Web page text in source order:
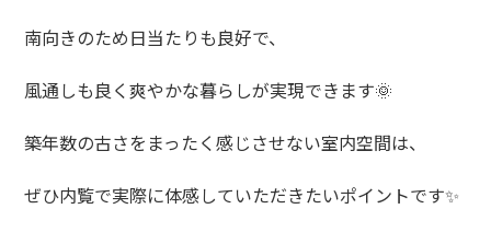
南向きのため日当たりも良好で、
風通しも良く爽やかな暮らしが実現できます🌞
築年数の古さをまったく感じさせない室内空間は、
ぜひ内覧で実際に体感していただきたいポイントです✨